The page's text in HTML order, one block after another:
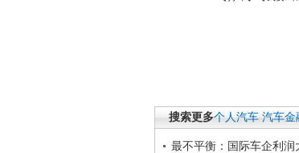
搜索更多个人汽车 汽车金
最不平衡：国际车企利润